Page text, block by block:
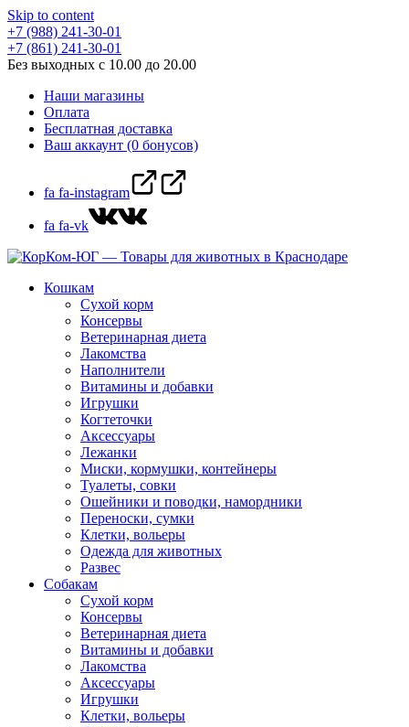
Skip to content
+7 (988) 241-30-01
+7 (861) 241-30-01
Без выходных с 10.00 до 20.00
Наши магазины
Оплата
Бесплатная доставка
Ваш аккаунт (0 бонусов)
fa fa-instagram
fa fa-vk
Кошкам
Сухой корм
Консервы
Ветеринарная диета
Лакомства
Наполнители
Витамины и добавки
Игрушки
Когтеточки
Аксессуары
Лежанки
Миски, кормушки, контейнеры
Туалеты, совки
Ошейники и поводки, намордники
Переноски, сумки
Клетки, вольеры
Одежда для животных
Развес
Собакам
Сухой корм
Консервы
Ветеринарная диета
Витамины и добавки
Лакомства
Аксессуары
Игрушки
Клетки, вольеры